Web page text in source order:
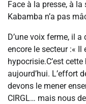
Face à la presse, à
Kabamba n’a pas
D’une voix ferme, il
encore le secteur :« Il
hypocrisie.C’est
aujourd’hui. L’effort
devons le mener
CIRGL… mais nous